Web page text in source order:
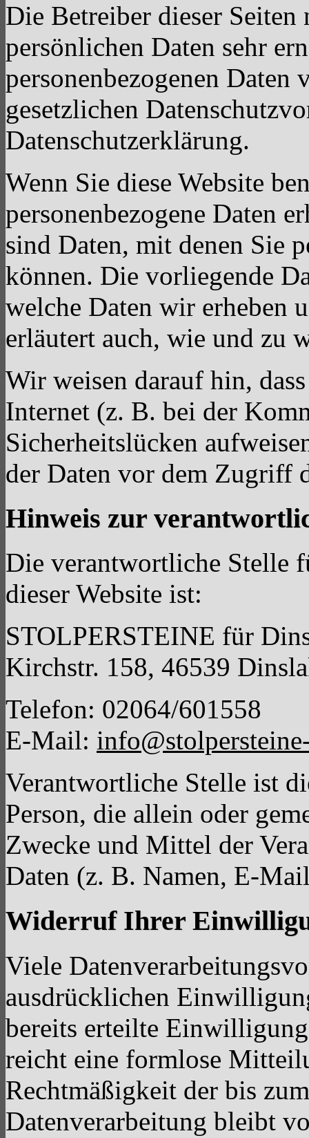
Die Betreiber dieser Seiten
persönlichen Daten sehr
personenbezogenen Daten
gesetzlichen
Datenschutzerklärung.
Wenn Sie diese Website
personenbezogene Daten
sind Daten, mit denen Sie
können. Die vorliegende
welche Daten wir erheben
erläutert auch, wie und zu
Wir weisen darauf hin,
Internet (z. B. bei der
Sicherheitslücken
der Daten vor dem Zugriff
Hinweis zur
Die verantwortliche Stelle
dieser Website ist:
STOLPERSTEINE für
Kirchstr. 158, 46539
Telefon: 02064/601558
E-Mail:
Verantwortliche Stelle ist
Person, die allein oder
Zwecke und Mittel der
Daten (z. B. Namen, E-
Widerruf Ihrer
Viele
ausdrücklichen
bereits erteilte
reicht eine formlose
Rechtmäßigkeit der bis
Datenverarbeitung bleibt